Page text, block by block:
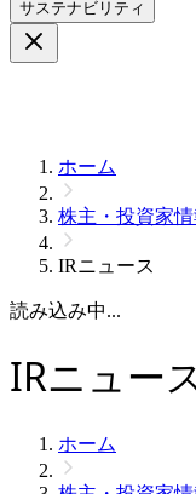
サステナビリティ
ホーム
株主・投資家情
IRニュース
読み込み中...
IRニュー
ホーム